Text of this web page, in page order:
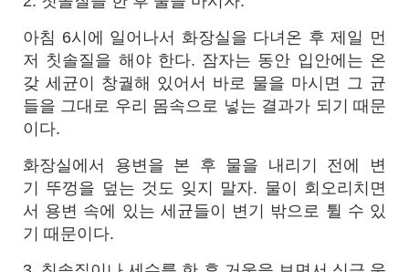
아침 6시에 일어나서 화장실을 다녀온 후 제일 먼
저 칫솔질을 해야 한다. 잠자는 동안 입안에는 온
갖 세균이 창궐해 있어서 바로 물을 마시면 그 균
들을 그대로 우리 몸속으로 넣는 결과가 되기 때문
이다.
화장실에서 용변을 본 후 물을 내리기 전에 변
기 뚜껑을 덮는 것도 잊지 말자. 물이 회오리치면
서 용변 속에 있는 세균들이 변기 밖으로 튈 수 있
기 때문이다.